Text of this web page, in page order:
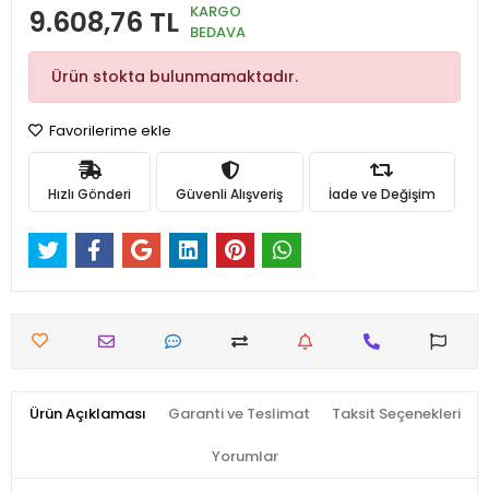
9.608,76 TL KARGO
BEDAVA
Ürün stokta bulunmamaktadır.
Favorilerime ekle
Hızlı Gönderi Güvenli Alışveriş İade ve Değişim
Ürün Açıklaması Garanti ve Teslimat Taksit Seçenekleri
Yorumlar